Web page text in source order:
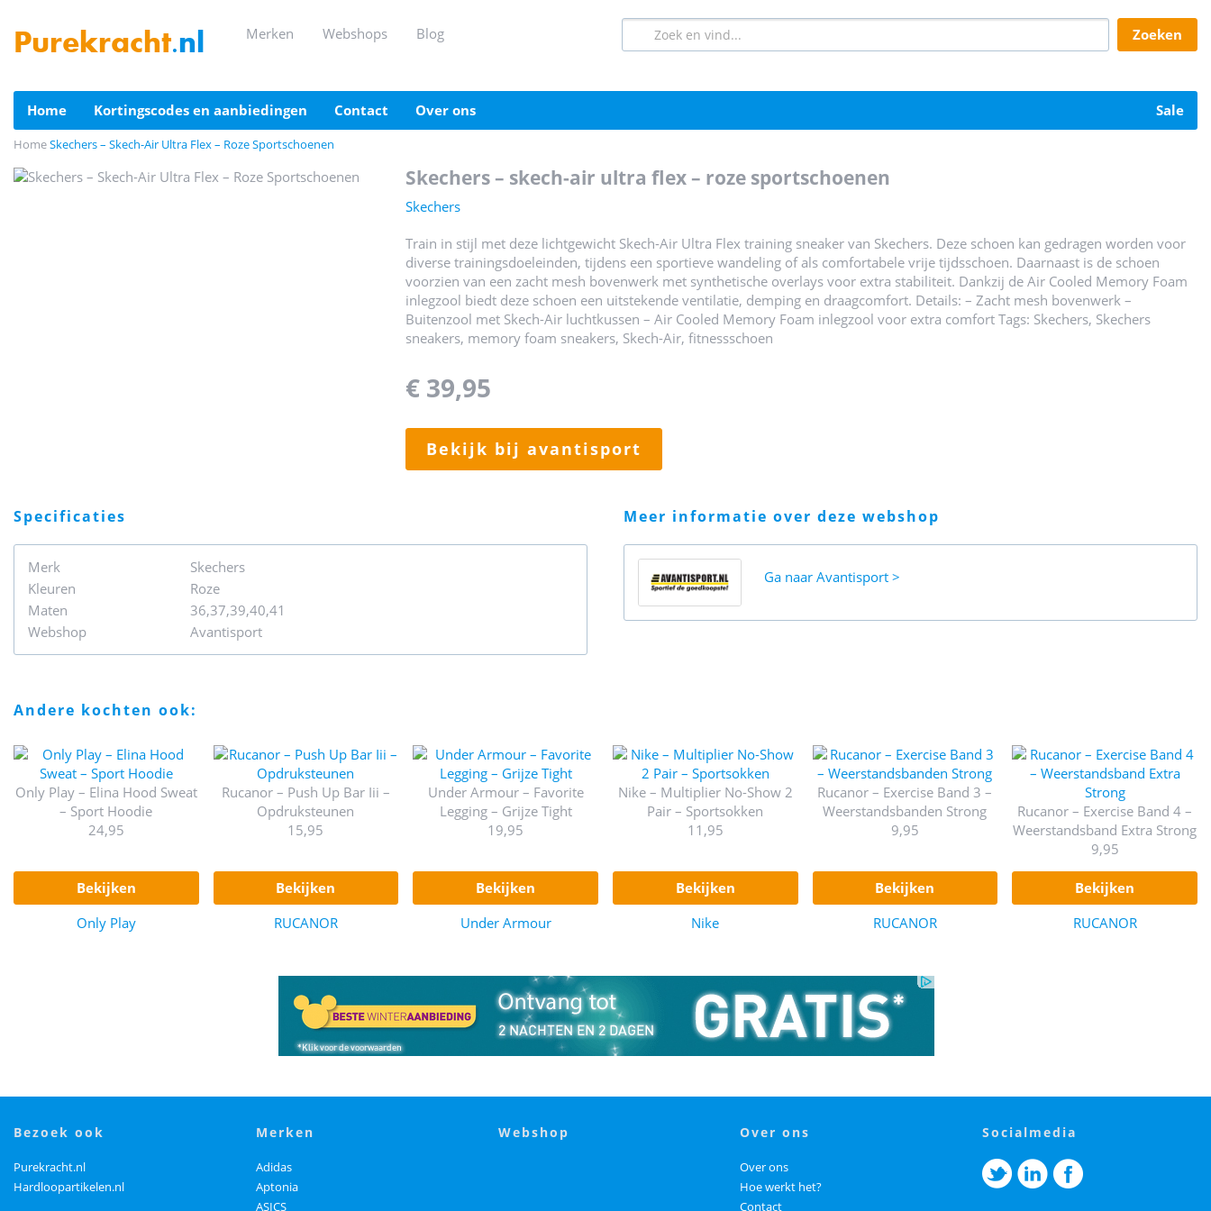
Purekracht.nl merken webshops blog zoeken
home kortingscodes en aanbiedingen contact over ons sale
HomeSkechers – Skech-Air Ultra Flex – Roze Sportschoenen
skechers – skech-air ultra flex – roze sportschoenen
Skechers
Train in stijl met deze lichtgewicht Skech-Air Ultra Flex training sneaker van Skechers. Deze schoen kan gedragen worden voor
diverse trainingsdoeleinden, tijdens een sportieve wandeling of als comfortabele vrije tijdsschoen. Daarnaast is de schoen
voorzien van een zacht mesh bovenwerk met synthetische overlays voor extra stabiliteit. Dankzij de Air Cooled Memory Foam
inlegzool biedt deze schoen een uitstekende ventilatie, demping en draagcomfort. Details: – Zacht mesh bovenwerk –
Buitenzool met Skech-Air luchtkussen – Air Cooled Memory Foam inlegzool voor extra comfort Tags: Skechers, Skechers
sneakers, memory foam sneakers, Skech-Air, fitnessschoen
€ 39,95
bekijk bij avantisport
specificaties
Merk
Skechers
Kleuren
Roze
Maten
36,37,39,40,41
Webshop
Avantisport
meer informatie over deze webshop
Ga naar Avantisport
andere kochten ook:
Only Play – Elina Hood Sweat
– Sport Hoodie
24,95
bekijken
Only Play
Rucanor – Push Up Bar Iii –
Opdruksteunen
15,95
bekijken
RUCANOR
Under Armour – Favorite
Legging – Grijze Tight
19,95
bekijken
Under Armour
Nike – Multiplier No-Show 2
Pair – Sportsokken
11,95
bekijken
Nike
Rucanor – Exercise Band 3 –
Weerstandsbanden Strong
9,95
bekijken
RUCANOR
Rucanor – Exercise Band 4 –
Weerstandsband Extra Strong
9,95
bekijken
RUCANOR
bezoek ook
Purekracht.nl
Hardloopartikelen.nl
merken
Adidas
Aptonia
ASICS
webshop over ons
Over ons
Hoe werkt het?
Contact
socialmedia